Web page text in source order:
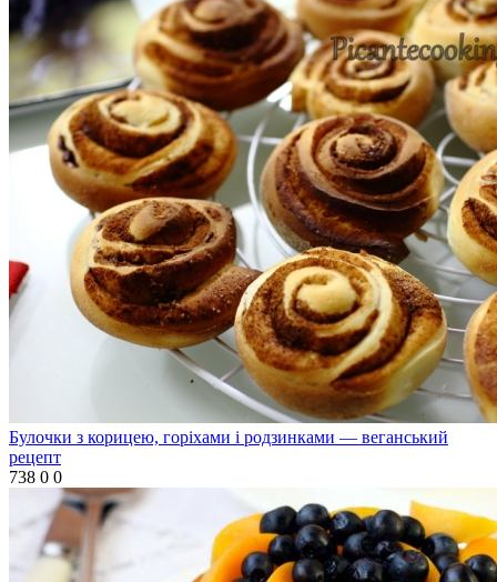
Булочки з корицею, горіхами і родзинками — веганський
рецепт
738 0 0